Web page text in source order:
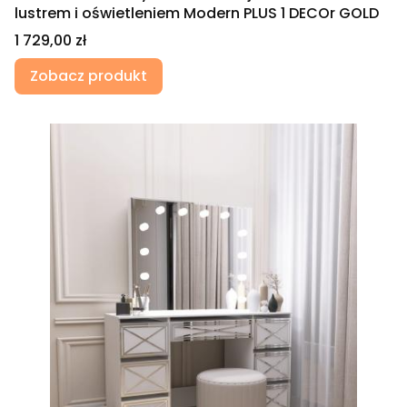
lustrem i oświetleniem Modern PLUS 1 DECOr GOLD
Cena
1 729,00 zł
Zobacz produkt